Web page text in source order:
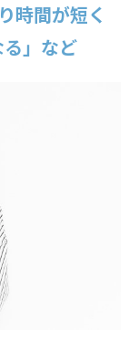
時間が短く
」など